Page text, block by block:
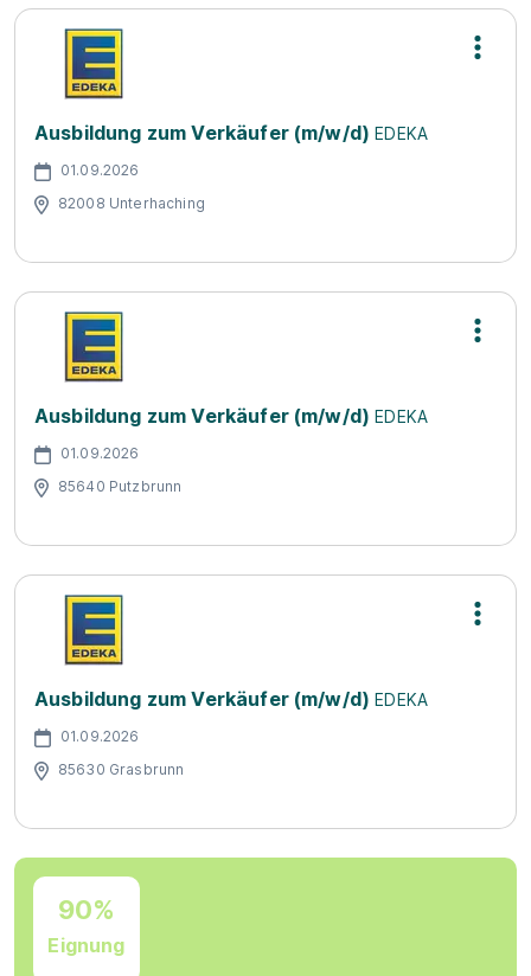
Ausbildung zum Verkäufer (m/w/d) EDEKA
01.09.2026
82008 Unterhaching
Ausbildung zum Verkäufer (m/w/d) EDEKA
01.09.2026
85640 Putzbrunn
Ausbildung zum Verkäufer (m/w/d) EDEKA
01.09.2026
85630 Grasbrunn
90%
Eignung